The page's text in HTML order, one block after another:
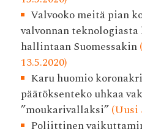
Valvooko meitä pian
valvonnan
hallintaan Suomessakin
13.5.2020)
Karu huomio
päätöksenteko uhkaa
”moukarivallaksi”(Uusi